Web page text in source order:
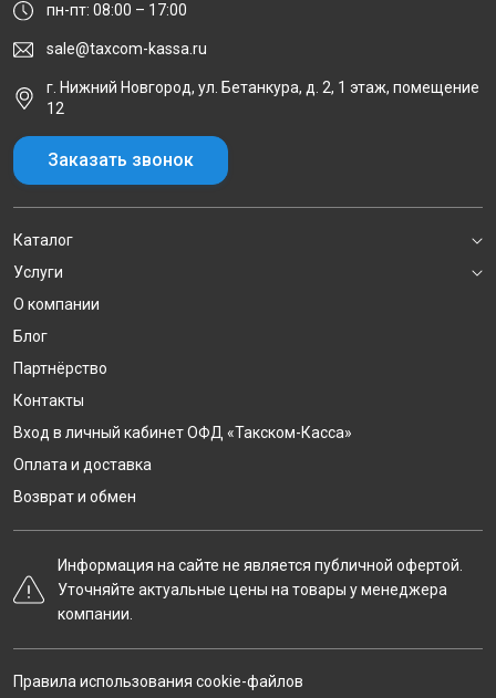
пн-пт: 08:00 – 17:00
sale@taxcom-kassa.ru
г. Нижний Новгород, ул. Бетанкура, д. 2, 1 этаж, помещение
12
Заказать звонок
Каталог
Услуги
О компании
Блог
Партнёрство
Контакты
Вход в личный кабинет ОФД «Такском-Касса»
Оплата и доставка
Возврат и обмен
Информация на сайте не является публичной офертой.
Уточняйте актуальные цены на товары у менеджера
компании.
Правила использования cookie-файлов